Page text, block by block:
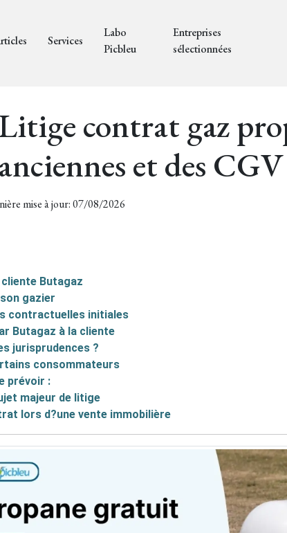
Services
Labo
Picbleu
Entreprises
sélectionnées
contrat gaz
anciennes et des
mise à jour: 07/08/2026
Butagaz
gazier
contractuelles initiales
Butagaz à la cliente
jurisprudences ?
consommateurs
prévoir :
majeur de litige
lors d?une vente immobilière